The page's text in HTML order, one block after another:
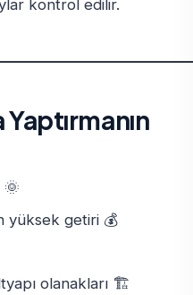
kontrol edilir.
🌞
yüksek getiri 💰
olanakları 🏗️